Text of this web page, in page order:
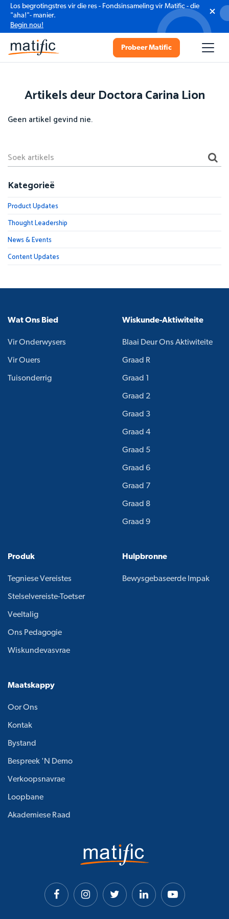
Los begrotingstres vir die res - Fondsinsameling vir Matific - die
"aha!"- manier.
Begin nou!
Probeer Matific
Artikels deur Doctora Carina Lion
Geen artikel gevind nie.
Kategorieë
Product Updates
Thought Leadership
News & Events
Content Updates
Wat Ons Bied
Vir Onderwysers
Vir Ouers
Tuisonderrig
Wiskunde-Aktiwiteite
Blaai Deur Ons Aktiwiteite
Graad R
Graad 1
Graad 2
Graad 3
Graad 4
Graad 5
Graad 6
Graad 7
Graad 8
Graad 9
Produk
Tegniese Vereistes
Stelselvereiste-Toetser
Veeltalig
Ons Pedagogie
Wiskundevasvrae
Hulpbronne
Bewysgebaseerde Impak
Maatskappy
Oor Ons
Kontak
Bystand
Bespreek 'n Demo
Verkoopsnavrae
Loopbane
Akademiese Raad